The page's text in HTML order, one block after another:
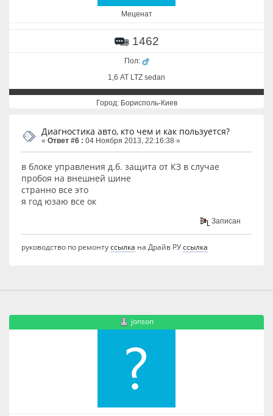
Меценат
1462
Пол:
1,6 АТ LTZ sedan
Город: Борисполь-Киев
Диагностика авто, кто чем и как пользуется?
« Ответ #6 : 04 Ноября 2013, 22:16:38 »
в блоке управления д.б. защита от КЗ в случае
пробоя на внешней шине
странно все это
я год юзаю все ок
Записан
руководство по ремонтуссылка на Драйв РУссылка
jonson